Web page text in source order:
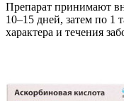
Препарат принимают
10–15 дней, затем по 1
характера и течения